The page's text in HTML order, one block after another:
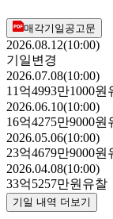
매각기일공고문
2026.08.12(10:00)
기일변경
2026.07.08(10:00)
11억4993만1000원
2026.06.10(10:00)
16억4275만9000원
2026.05.06(10:00)
23억4679만9000원
2026.04.08(10:00)
33억5257만원 유찰
기일 내역 더보기